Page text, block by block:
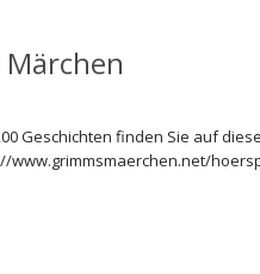
Geschichten finden Sie auf
www.grimmsmaerchen.net/